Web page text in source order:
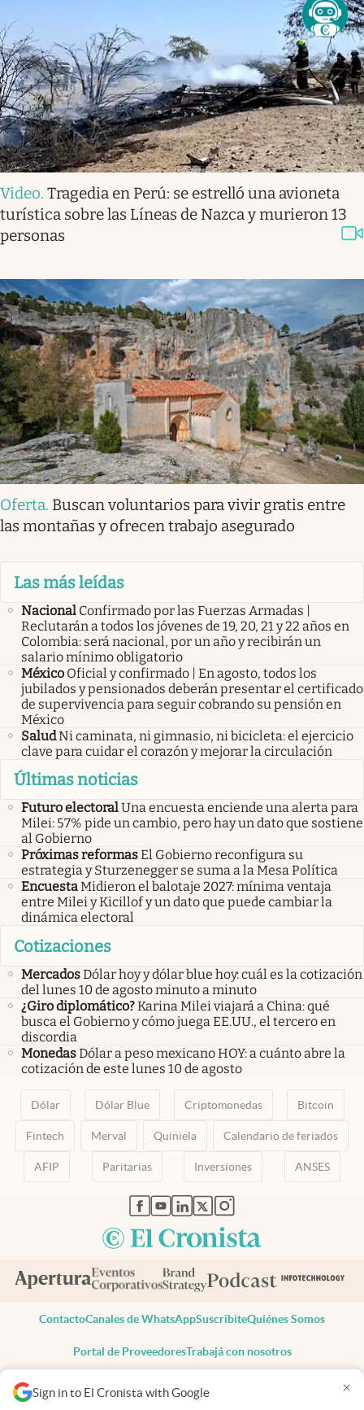
Sign in to El Cronista with Google ×
Video. Tragedia en Perú: se estrelló una avioneta
turística sobre las Líneas de Nazca y murieron 13
personas
Oferta. Buscan voluntarios para vivir gratis entre
las montañas y ofrecen trabajo asegurado
Las más leídas
Nacional Confirmado por las Fuerzas Armadas |
Reclutarán a todos los jóvenes de 19, 20, 21 y 22 años en
Colombia: será nacional, por un año y recibirán un
salario mínimo obligatorio
México Oficial y confirmado | En agosto, todos los
jubilados y pensionados deberán presentar el certificado
de supervivencia para seguir cobrando su pensión en
México
SaludNi caminata, ni gimnasio, ni bicicleta: el ejercicio
clave para cuidar el corazón y mejorar la circulación
Últimas noticias
Futuro electoralUna encuesta enciende una alerta para
Milei: 57% pide un cambio, pero hay un dato que sostiene
al Gobierno
Próximas reformasEl Gobierno reconfigura su
estrategia y Sturzenegger se suma a la Mesa Política
EncuestaMidieron el balotaje 2027: mínima ventaja
entre Milei y Kicillof y un dato que puede cambiar la
dinámica electoral
Cotizaciones
MercadosDólar hoy y dólar blue hoy: cuál es la cotización
del lunes 10 de agosto minuto a minuto
¿Giro diplomático?Karina Milei viajará a China: qué
busca el Gobierno y cómo juega EE.UU., el tercero en
discordia
MonedasDólar a peso mexicano HOY: a cuánto abre la
cotización de este lunes 10 de agosto
Dólar Dólar Blue Criptomonedas Bitcoin
Fintech Merval Quiniela Calendario de feriados
AFIP Paritarias Inversiones ANSES
abre en nueva pestaña
abre en nueva pestaña
abre en nueva pestaña
abre en nueva pestaña
abre en nueva pestaña
ContactoCanales de WhatsAppSuscribiteQuiénes Somos
Portal de ProveedoresTrabajá con nosotros
Todos los derechos reservados